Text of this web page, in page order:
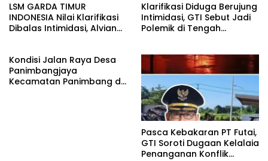
LSM GARDA TIMUR
INDONESIA Nilai Klarifikasi
Dibalas Intimidasi, Alvian
KUHAP pasal 108 ayat 1
Klarifikasi Diduga Berujung
Intimidasi, GTI Sebut Jadi
Polemik di Tengah
Kondisi Jalan Raya Desa
Panimbangjaya
Kecamatan Panimbang di
Pasca Kebakaran PT Futai,
GTI Soroti Dugaan Kelalaia
Penanganan Konflik